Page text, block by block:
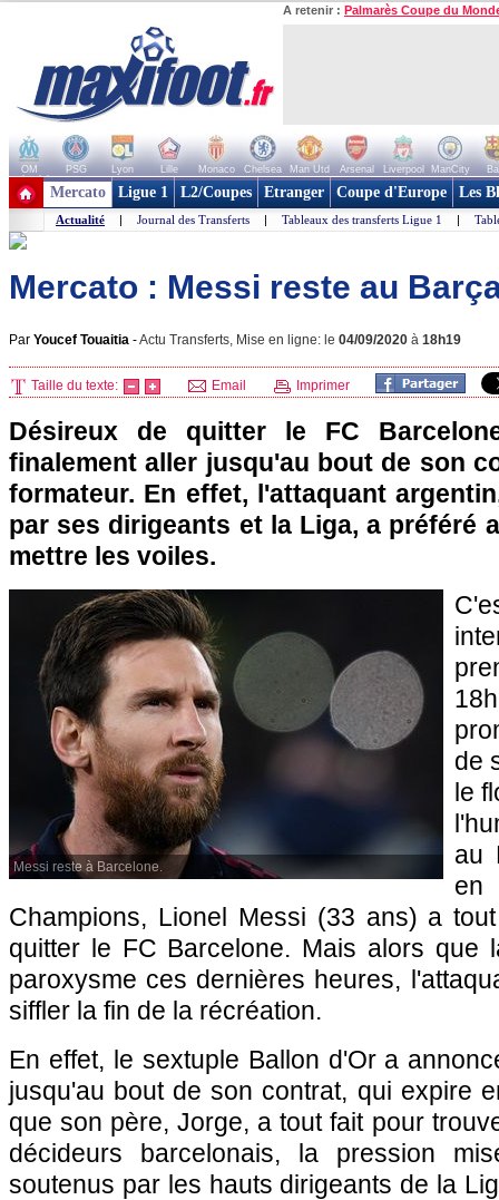
A retenir : Palmarès Coupe du
OM PSG Lyon Lille Monaco Chelsea Man Utd Arsenal Liverpool ManCity
+ de clubs
Mercato Ligue 1 L2/Coupes Etranger Coupe d'Europe Les
Actualité | Journal des Transferts | Tableaux des transferts Ligue 1 |
Mercato : Messi reste au
Par Youcef Touaitia -Actu Transferts, Mise en ligne: le 04/09/2020 à 18h19
Taille du texte: Email Imprimer
Désireux de quitter le FC
finalement aller jusqu'au bout de son
formateur. En effet, l'attaquant
par ses dirigeants et la Liga, a préféré
mettre les voiles.
Messi reste à Barcelone.
de
le
au
Champions, Lionel Messi (33 ans) a
quitter le FC Barcelone. Mais alors que
paroxysme ces dernières heures,
siffler la fin de la récréation.
En effet, le sextuple Ballon d'Or a
jusqu'au bout de son contrat, qui expire
que son père, Jorge, a tout fait pour
décideurs barcelonais, la pression
soutenus par les hauts dirigeants de la